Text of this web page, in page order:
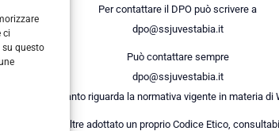
ci
questo
Per contattare il DPO può scrivere a
dpo@ssjuvestabia.it
Può contattare sempre
dpo@ssjuvestabia.it
anche per quanto riguarda la normativa vigente in materia
Società ha inoltre adottato un proprio Codice Etico,